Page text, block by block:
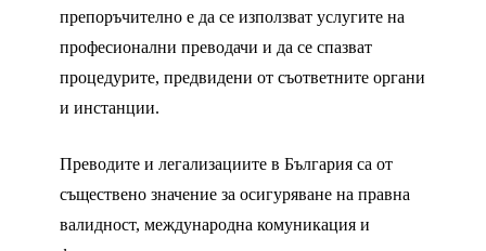
препоръчително е да се използват услугите на
професионални преводачи и да се спазват
процедурите, предвидени от съответните органи
и инстанции.
Преводите и легализациите в България са от
съществено значение за осигуряване на правна
валидност, международна комуникация и